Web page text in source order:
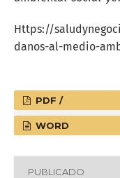
Https://
danos-al-medio-
PDF /
WORD
PUBLICADO